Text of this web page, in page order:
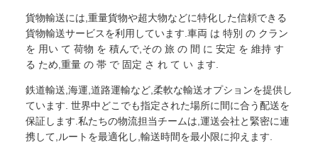
貨物輸送には,重量貨物や超大物などに特化した信頼できる
貨物輸送サービスを利用しています.車両 は 特別 の クラン
を 用い て 荷物 を 積んで,その 旅 の 間 に 安定 を 維持 す
る ため,重量 の 帯 で 固定 さ れ て い ます.
鉄道輸送,海運,道路運輸など,柔軟な輸送オプションを提供し
ています. 世界中どこでも指定された場所に間に合う配送を
保証します.私たちの物流担当チームは,運送会社と緊密に連
携して,ルートを最適化し,輸送時間を最小限に抑えます.